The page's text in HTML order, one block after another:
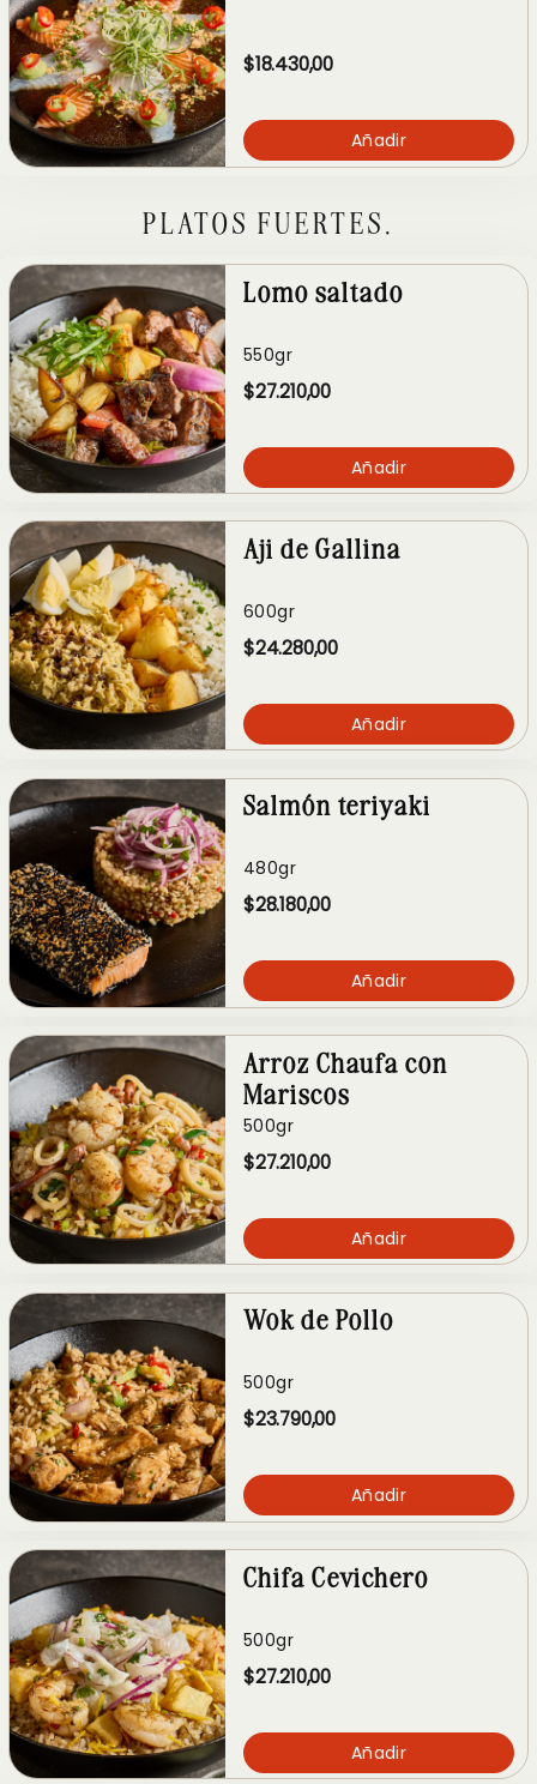
$18.430,00
Añadir
PLATOS FUERTES.
Lomo saltado
550gr
$27.210,00
Añadir
Aji de Gallina
600gr
$24.280,00
Añadir
Salmón teriyaki
480gr
$28.180,00
Añadir
Arroz Chaufa con
Mariscos
500gr
$27.210,00
Añadir
Wok de Pollo
500gr
$23.790,00
Añadir
Chifa Cevichero
500gr
$27.210,00
Añadir